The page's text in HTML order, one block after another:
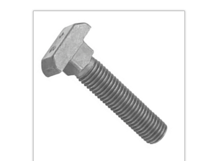
Дюймовый крепёж
Заклепки (Гайки-Заклепки)
Крюки, кольца с метрической резьбой
Крюки, кольца с шурупной резьбой